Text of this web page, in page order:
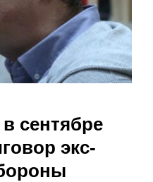
сентябре
экс-